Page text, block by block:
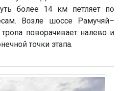
более 14 км петляет по
Возле шоссе Рамучяй–
поворачивает налево и
точки этапа.